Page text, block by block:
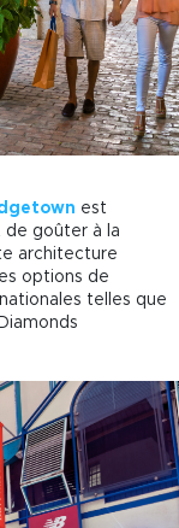
est
de goûter à la
architecture
options de
telles que